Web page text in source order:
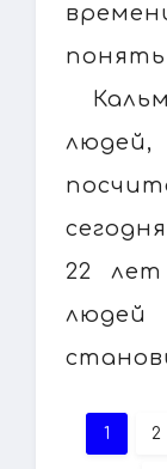
понять
22
1 2